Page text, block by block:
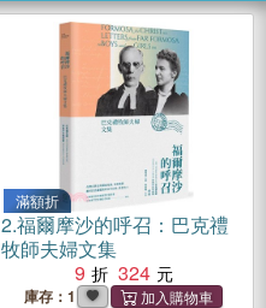
滿額折
2.福爾摩沙的呼召：巴克禮
牧師夫婦文集
9
324
庫存：1